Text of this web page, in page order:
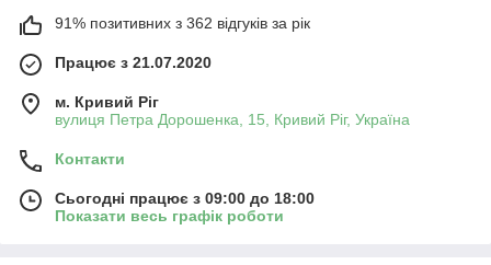
91% позитивних з 362 відгуків за рік
Працює з 21.07.2020
м. Кривий Ріг
вулиця Петра Дорошенка, 15, Кривий Ріг, Україна
Контакти
Сьогодні працює з 09:00 до 18:00
Показати весь графік роботи